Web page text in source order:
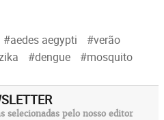
#aedes aegypti
#verão
#dengue #mosquito
selecionadas pelo nosso editor